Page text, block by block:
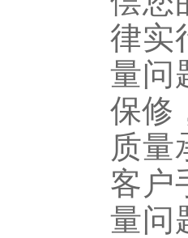
律实
量问
保修
质量
客户
量问